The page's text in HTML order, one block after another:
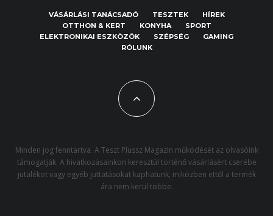
VÁSÁRLÁSI TANÁCSADÓ TESZTEK
HÍREK
OTTHON & KERT
KONYHA
SPORT
ELEKTRONIKAI ESZKÖZÖK
SZÉPSÉG
GAMING
RÓLUNK
Minden jog fenntartva. A Teszt Plussz Magazin működését az olvasóink
támogatják. A hivatkozásainkon keresztül történő vásárlásért cserébe
jutalékot vagy egyéb juttatásokat kaphatunk, miközben ettől a termék
ára nem kerül többe.